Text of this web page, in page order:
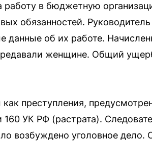
в бюджетную
обязанностей.
данные об их работе.
женщине. Общий
преступления,
160 УК РФ (растрата).
возбуждено уголовное дело.